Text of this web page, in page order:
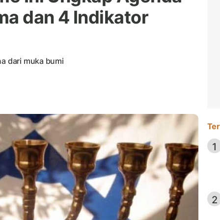
dan 4 Indikator
dari muka bumi
1
2